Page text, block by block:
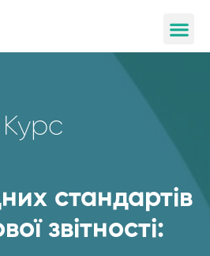
Курс
стандартів
звітності: